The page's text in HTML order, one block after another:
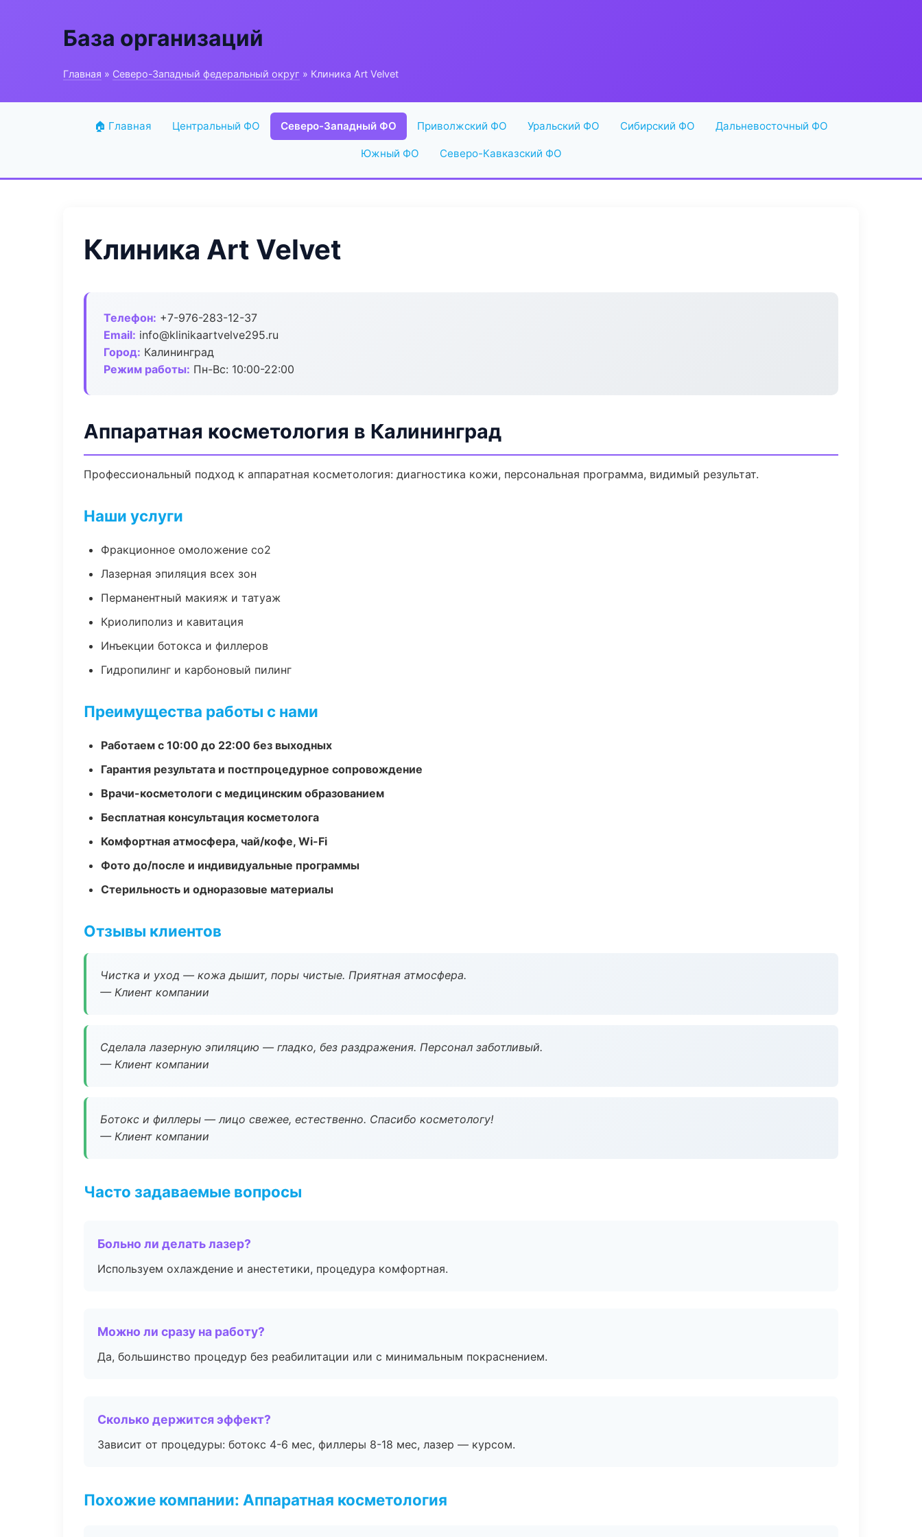
База организаций
Главная » Северо-Западный федеральный округ » Клиника Art Velvet
🏠 Главная Центральный ФО Северо-Западный ФО Приволжский ФО Уральский ФО Сибирский ФО Дальневосточный ФО
Южный ФО Северо-Кавказский ФО
Клиника Art Velvet
Телефон: +7-976-283-12-37
Email: info@klinikaartvelve295.ru
Город: Калининград
Режим работы: Пн-Вс: 10:00-22:00
Аппаратная косметология в Калининград
Профессиональный подход к аппаратная косметология: диагностика кожи, персональная программа, видимый результат.
Наши услуги
Фракционное омоложение co2
Лазерная эпиляция всех зон
Перманентный макияж и татуаж
Криолиполиз и кавитация
Инъекции ботокса и филлеров
Гидропилинг и карбоновый пилинг
Преимущества работы с нами
Работаем с 10:00 до 22:00 без выходных
Гарантия результата и постпроцедурное сопровождение
Врачи-косметологи с медицинским образованием
Бесплатная консультация косметолога
Комфортная атмосфера, чай/кофе, Wi-Fi
Фото до/после и индивидуальные программы
Стерильность и одноразовые материалы
Отзывы клиентов
Чистка и уход — кожа дышит, поры чистые. Приятная атмосфера.
— Клиент компании
Сделала лазерную эпиляцию — гладко, без раздражения. Персонал заботливый.
— Клиент компании
Ботокс и филлеры — лицо свежее, естественно. Спасибо косметологу!
— Клиент компании
Часто задаваемые вопросы
Больно ли делать лазер?
Используем охлаждение и анестетики, процедура комфортная.
Можно ли сразу на работу?
Да, большинство процедур без реабилитации или с минимальным покраснением.
Сколько держится эффект?
Зависит от процедуры: ботокс 4-6 мес, филлеры 8-18 мес, лазер — курсом.
Похожие компании: Аппаратная косметология